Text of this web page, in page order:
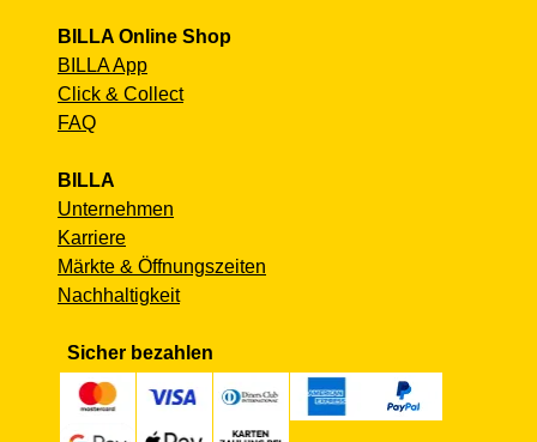
BILLA Online Shop
BILLA App
Click & Collect
FAQ
BILLA
Unternehmen
Karriere
Märkte & Öffnungszeiten
Nachhaltigkeit
Sicher bezahlen